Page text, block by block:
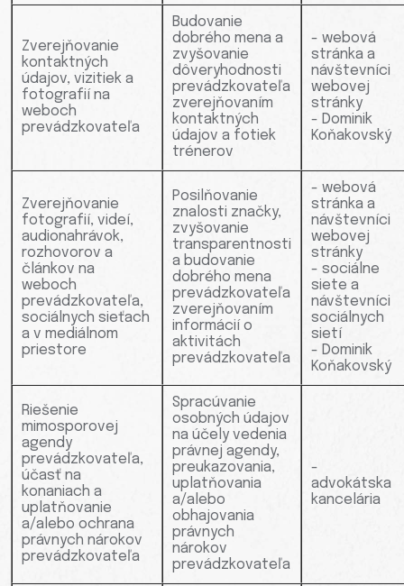
Zverejňovanie
kontaktných
údajov, vizitiek a
fotografií na
weboch
prevádzkovateľa
Budovanie
dobrého mena a
zvyšovanie
dôveryhodnosti
prevádzkovateľa
zverejňovaním
kontaktných
údajov a fotiek
trénerov
- webová
stránka a
návštevníci
webovej
stránky
- Dominik
Koňakovský
Zverejňovanie
fotografií, videí,
audionahrávok,
rozhovorov a
článkov na
weboch
prevádzkovateľa,
sociálnych sieťach
a v mediálnom
priestore
Posilňovanie
znalosti značky,
zvyšovanie
transparentnosti
a budovanie
dobrého mena
prevádzkovateľa
zverejňovaním
informácií o
aktivitách
prevádzkovateľa
- webová
stránka a
návštevníci
webovej
stránky
- sociálne
siete a
návštevníci
sociálnych
sietí
- Dominik
Koňakovský
Riešenie
mimosporovej
agendy
prevádzkovateľa,
účasť na
konaniach a
uplatňovanie
a/alebo ochrana
právnych nárokov
prevádzkovateľa
Spracúvanie
osobných údajov
na účely vedenia
právnej agendy,
preukazovania,
uplatňovania
a/alebo
obhajovania
právnych
nárokov
prevádzkovateľa
-
advokátska
kancelária